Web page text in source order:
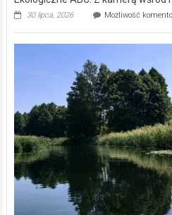
30 lipca, 2026 Możliwość